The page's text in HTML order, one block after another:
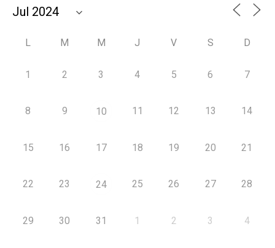
L M M J V S D
1 2 3 4 5 6 7
8 9 10 11 12 13 14
15 16 17 18 19 20 21
22 23 24 25 26 27 28
29 30 31 1 2 3 4